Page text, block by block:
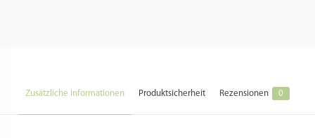
Zusätzliche Informationen Produktsicherheit Rezensionen 0